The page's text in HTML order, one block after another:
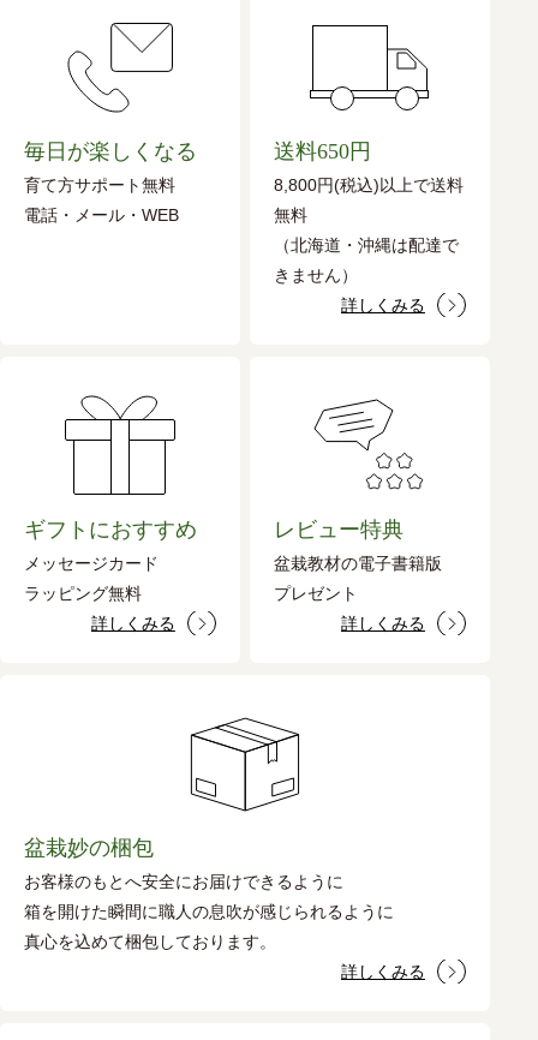
毎日が楽しくなる
育て方サポート無料
電話・メール・WEB
送料650円
8,800円(税込)以上で送料
無料
（北海道・沖縄は配達で
きません）
詳しくみる
ギフトにおすすめ
メッセージカード
ラッピング無料
詳しくみる
レビュー特典
盆栽教材の電子書籍版
プレゼント
詳しくみる
盆栽妙の梱包
お客様のもとへ安全にお届けできるように
箱を開けた瞬間に職人の息吹が感じられるように
真心を込めて梱包しております。
詳しくみる